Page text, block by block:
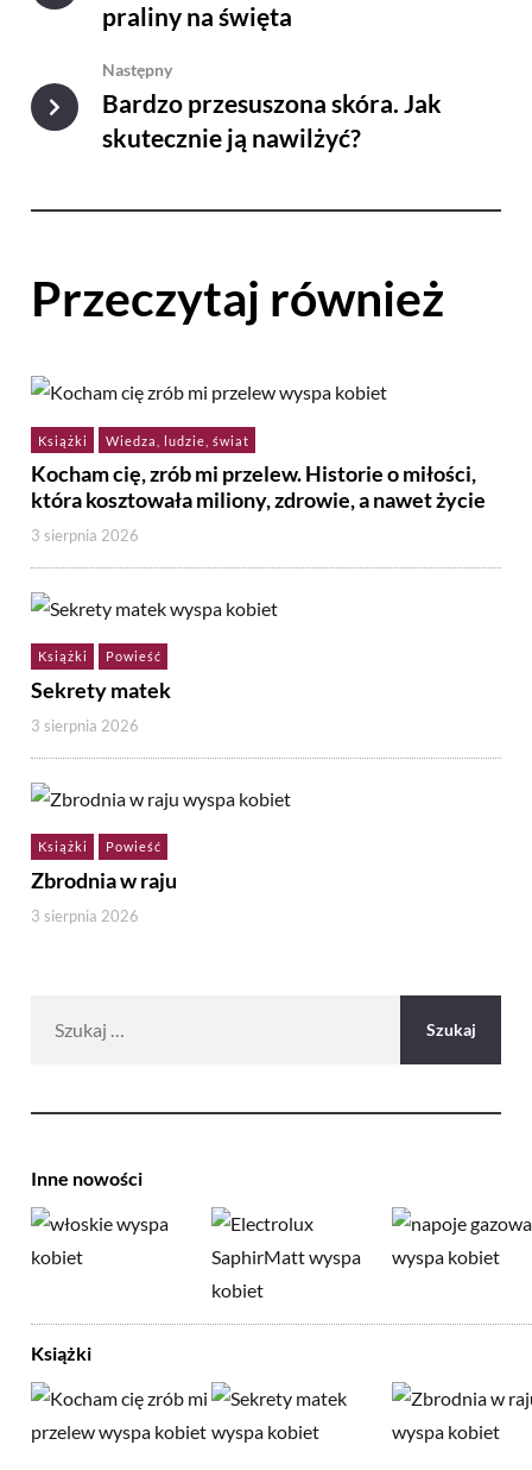
praliny na święta
Następny
Bardzo przesuszona skóra. Jak
skutecznie ją nawilżyć?
Przeczytaj również
Książki Wiedza, ludzie, świat
Kocham cię, zrób mi przelew. Historie o miłości,
która kosztowała miliony, zdrowie, a nawet życie
3 sierpnia 2026
Książki Powieść
Sekrety matek
3 sierpnia 2026
Książki Powieść
Zbrodnia w raju
3 sierpnia 2026
Inne nowości
Książki